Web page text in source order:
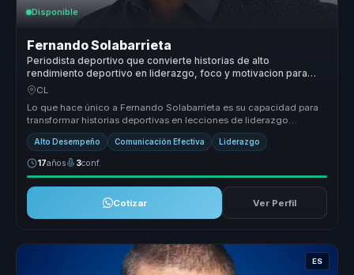
Disponible
Fernando Solabarrieta
Periodista deportivo que convierte historias de alto
rendimiento deportivo en liderazgo, foco y motivacion para
lideres y equipos.
CL
Lo que hace único a Fernando Solabarrieta es su capacidad para
transformar historias deportivas en lecciones de liderazgo
aplicables al e...
Alto Desempeño Comunicación Efectiva Liderazgo
17años 3conf.
Cotizar Ver Perfil
ES